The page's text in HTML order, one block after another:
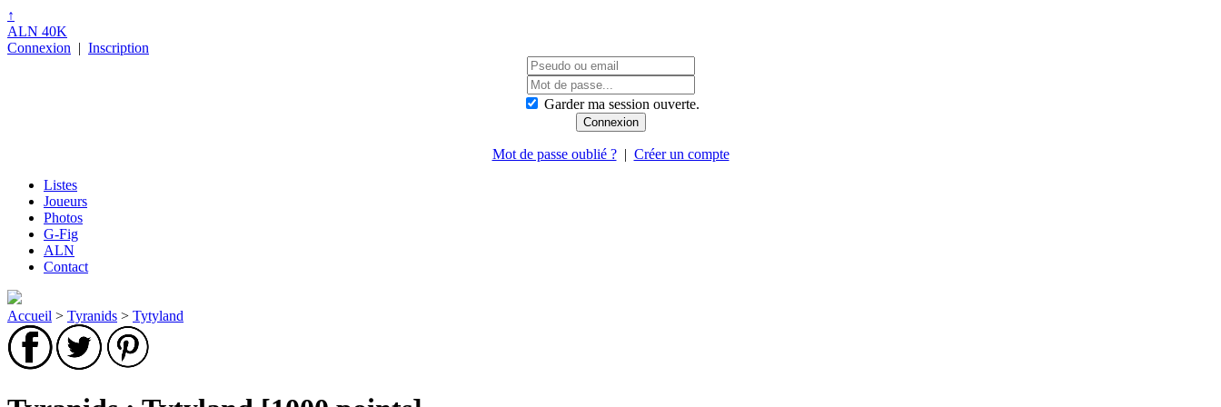
↑
ALN 40K
Connexion | Inscription
Garder ma session ouverte.
Mot de passe oublié ?| Créer un compte
Listes
Joueurs
Photos
G-Fig
ALN
Contact
Accueil > Tyranids > Tytyland